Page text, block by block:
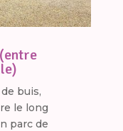
buis,
le long
parc de